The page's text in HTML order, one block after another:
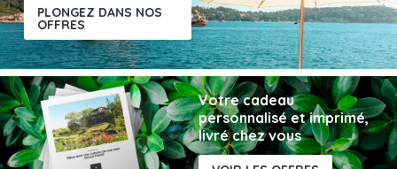
PLONGEZ DANS NOS
OFFRES
Votre cadeau
personnalisé et imprimé,
livré chez vous